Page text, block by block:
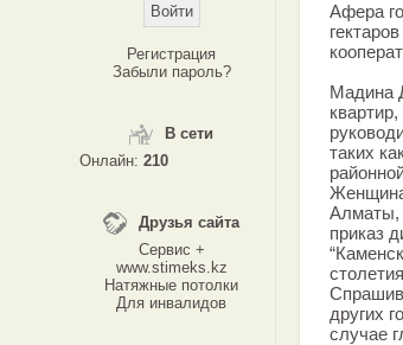
Регистрация
Забыли пароль?
В сети
Онлайн: 210
Друзья сайта
Сервис +
www.stimeks.kz
Натяжные потолки
Для инвалидов
Афера
Мадина
таких
Женщина
Алматы,
приказ
других
случае